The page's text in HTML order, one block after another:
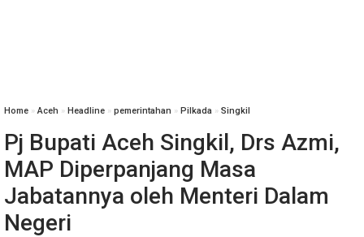
Home »Aceh » Headline » pemerintahan » Pilkada » Singkil
Pj Bupati Aceh Singkil, Drs Azmi,
MAP Diperpanjang Masa
Jabatannya oleh Menteri Dalam
Negeri